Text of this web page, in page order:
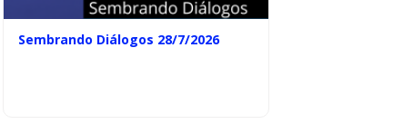
Sembrando Diálogos 28/7/2026